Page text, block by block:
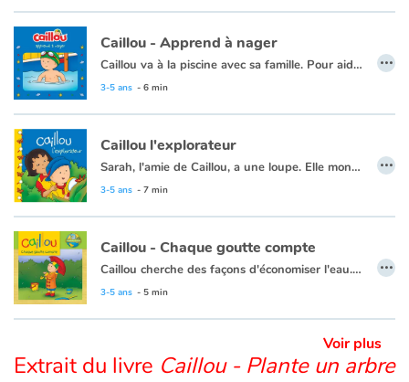
Apprendre les langues
Dyslexie, troubles de la lecture
Nos listes de lecture
Les plus lus
Coups de coeur
Caillou - Apprend à nager
Caillou va à la piscine avec sa famille. Pour aider Caillou à surmonter sa crainte du grand bassin, papa lui apprend à nager. Avec beaucoup d'efforts et les encouragements de papa, Caillou gagne en confiance et arrive à nager tout seul.
Cette histoire existe aussi en anglais :
3-5 ans - 6 min
…
Caillou l'explorateur
Sarah, l'amie de Caillou, a une loupe. Elle montre à Caillou comment grossir toutes les choses du jardin.
Ce livre est aussi disponible en anglais :
3-5 ans - 7 min
…
Caillou - Chaque goutte compte
Caillou cherche des façons d'économiser l'eau. En récupérant les gouttes du robinet qui fuit, il aura une grande idée !
Ce livre est aussi disponible en anglais :
3-5 ans - 5 min
…
Voir plus
Extrait du livre Caillou - Plante un arbre